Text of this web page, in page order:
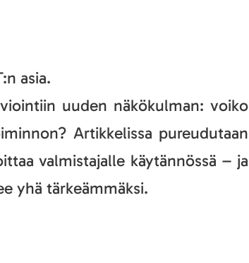
asia.
uuden näkökulman: voiko
Artikkelissa pureudutaan
valmistajalle käytännössä – ja
yhä tärkeämmäksi.